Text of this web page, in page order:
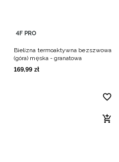
4F PRO
Bielizna termoaktywna bezszwowa
(góra) męska - granatowa
169,99 zł